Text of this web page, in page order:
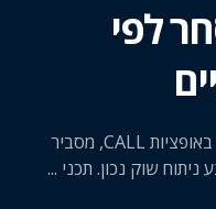
4: מסחר לפי
קורס זה מלמד את היסודות של מסחר באופציות CALL, מסביר
ניתוח שוק נכון. תכני ...